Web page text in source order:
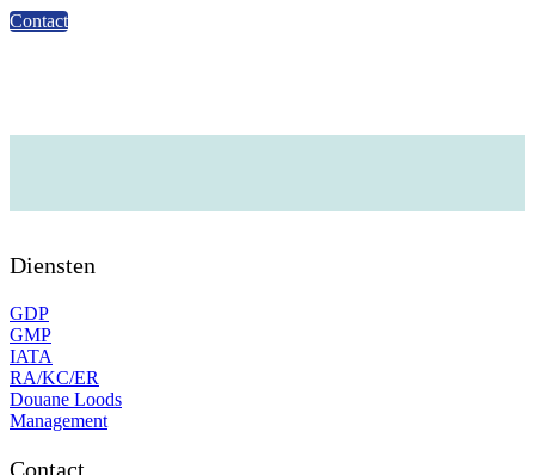
Contact
Diensten
GDP
GMP
IATA
RA/KC/ER
Douane Loods
Management
Contact